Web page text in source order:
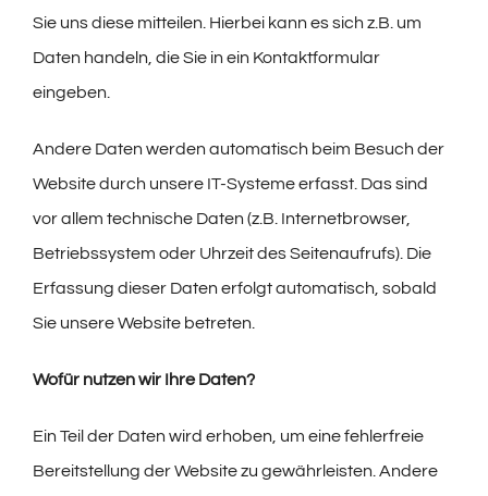
Sie uns diese mitteilen. Hierbei kann es sich z.B. um
Daten handeln, die Sie in ein Kontaktformular
eingeben.
Andere Daten werden automatisch beim Besuch der
Website durch unsere IT-Systeme erfasst. Das sind
vor allem technische Daten (z.B. Internetbrowser,
Betriebssystem oder Uhrzeit des Seitenaufrufs). Die
Erfassung dieser Daten erfolgt automatisch, sobald
Sie unsere Website betreten.
Wofür nutzen wir Ihre Daten?
Ein Teil der Daten wird erhoben, um eine fehlerfreie
Bereitstellung der Website zu gewährleisten. Andere